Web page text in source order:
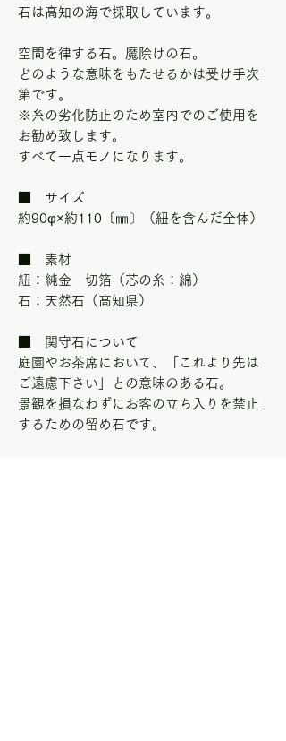
石は高知の海で採取しています。
空間を律する石。魔除けの石。
どのような意味をもたせるかは受け手次
第です。
※糸の劣化防止のため室内でのご使用を
お勧め致します。
すべて一点モノになります。
■ サイズ
約90φ×約110〔㎜〕（紐を含んだ全体）
■ 素材
紐：純金 切箔（芯の糸：綿）
石：天然石（高知県）
■ 関守石について
庭園やお茶席において、「これより先は
ご遠慮下さい」との意味のある石。
景観を損なわずにお客の立ち入りを禁止
するための留め石です。